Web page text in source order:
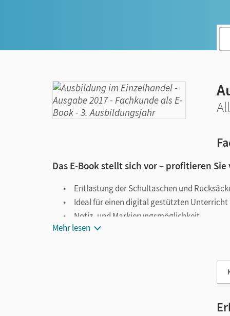
Das E-Book stellt sich vor – profitieren
Entlastung der Schultaschen und
Ideal für einen digital gestützten Unterricht
Notiz- und Markierungsmöglichkeit
Jederzeit unkompliziert verfügbar
Mehr lesen